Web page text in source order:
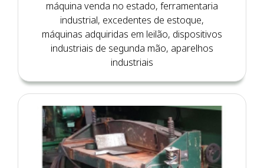
máquina venda no estado, ferramentaria
industrial, excedentes de estoque,
máquinas adquiridas em leilão, dispositivos
industriais de segunda mão, aparelhos
industriais